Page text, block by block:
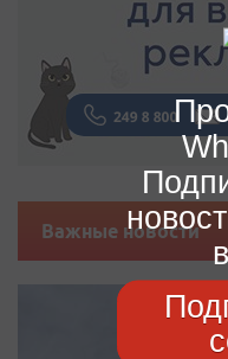
Важные новости